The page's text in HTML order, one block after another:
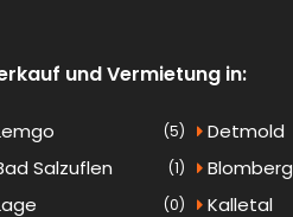
und Vermietung in:
(5) Detmold
Salzuflen (1) Blomberg
(0) Kalletal